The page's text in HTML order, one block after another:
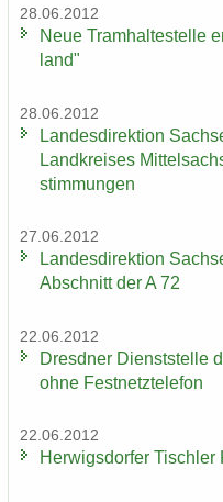
28.06.2012
Neue Tram­hal­te­stel­le
land"
28.06.2012
Lan­des­di­rek­ti­on
Land­krei­ses
stim­mun­gen
27.06.2012
Lan­des­di­rek­ti­on
Ab­schnitt der A 72
22.06.2012
Dresd­ner Dienst­stel­le
ohne Fest­netz­te­le­fon
22.06.2012
Her­wigs­dor­fer